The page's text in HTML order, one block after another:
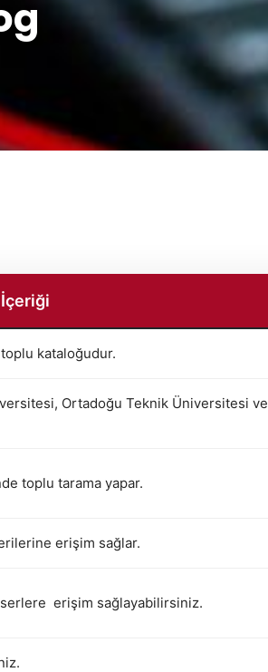
kataloğudur.
Ortadoğu Teknik Üniversitesi ve
toplu tarama yapar.
erişim sağlar.
erişim sağlayabilirsiniz.